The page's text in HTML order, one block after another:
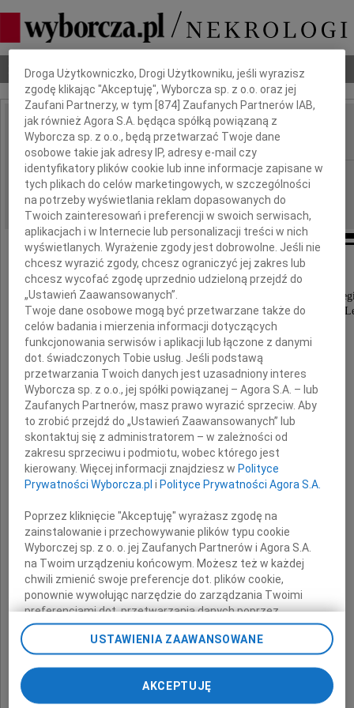
Nekrologi Odeszli Poradnik pogrzebowy
IMIĘ I NAZWISKO: Lech Łabędzki
REGION: Wrocław
DATA EMISJI: 05.10.2010
Z głębokim żalem i smutkiem
przyjęliśmy wiadomość o śmierci naszego
wieloletniego Kierownika Rejonu Dystrybucji Gazu
Oddziału Zakładu Gazowniczego Wrocław
Lecha Łabędzkiego
Wyrazy głębokiego współczucia
Rodzinie
składają
Zarząd i pracownicy
Dolnośląskiej Spółki Gazownictwa
oraz
Oddziału Zakładu Gazowniczego Wrocław
Dbamy o Twoją prywatność
Droga Użytkowniczko, Drogi Użytkowniku, jeśli wyrazisz
zgodę klikając "Akceptuję", Wyborcza sp. z o.o. oraz jej
Zaufani Partnerzy, w tym [874] Zaufanych Partnerów IAB,
jak również Agora S.A. będąca spółką powiązaną z
Wyborcza sp. z o.o., będą przetwarzać Twoje dane
osobowe takie jak adresy IP, adresy e-mail czy
identyfikatory plików cookie lub inne informacje zapisane w
tych plikach do celów marketingowych, w szczególności
na potrzeby wyświetlania reklam dopasowanych do
Twoich zainteresowań i preferencji w swoich serwisach,
aplikacjach i w Internecie lub personalizacji treści w nich
wyświetlanych. Wyrażenie zgody jest dobrowolne. Jeśli nie
chcesz wyrazić zgody, chcesz ograniczyć jej zakres lub
chcesz wycofać zgodę uprzednio udzieloną przejdź do
„Ustawień Zaawansowanych”.
Twoje dane osobowe mogą być przetwarzane także do
celów badania i mierzenia informacji dotyczących
funkcjonowania serwisów i aplikacji lub łączone z danymi
dot. świadczonych Tobie usług. Jeśli podstawą
przetwarzania Twoich danych jest uzasadniony interes
Wyborcza sp. z o.o., jej spółki powiązanej – Agora S.A. – lub
Zaufanych Partnerów, masz prawo wyrazić sprzeciw. Aby
to zrobić przejdź do „Ustawień Zaawansowanych” lub
skontaktuj się z administratorem – w zależności od
zakresu sprzeciwu i podmiotu, wobec którego jest
kierowany. Więcej informacji znajdziesz wPolityce
Prywatności Wyborcza.pl iPolityce Prywatności Agora S.A.
Poprzez kliknięcie "Akceptuję" wyrażasz zgodę na
zainstalowanie i przechowywanie plików typu cookie
Wyborczej sp. z o. o. jej Zaufanych Partnerów i Agora S.A.
na Twoim urządzeniu końcowym. Możesz też w każdej
chwili zmienić swoje preferencje dot. plików cookie,
ponownie wywołując narzędzie do zarządzania Twoimi
preferencjami dot. przetwarzania danych poprzez
odnośnik „Ustawienia prywatności” w stopce serwisu i
przechodząc do sekcji „Ustawienia zaawansowane”.
Zmiana ustawień plików cookie możliwa jest także za
pomocą ustawień przeglądarki.
My, nasi Zaufani Partnerzy i Agora S.A. możemy
USTAWIENIA ZAAWANSOWANE
AKCEPTUJĘ